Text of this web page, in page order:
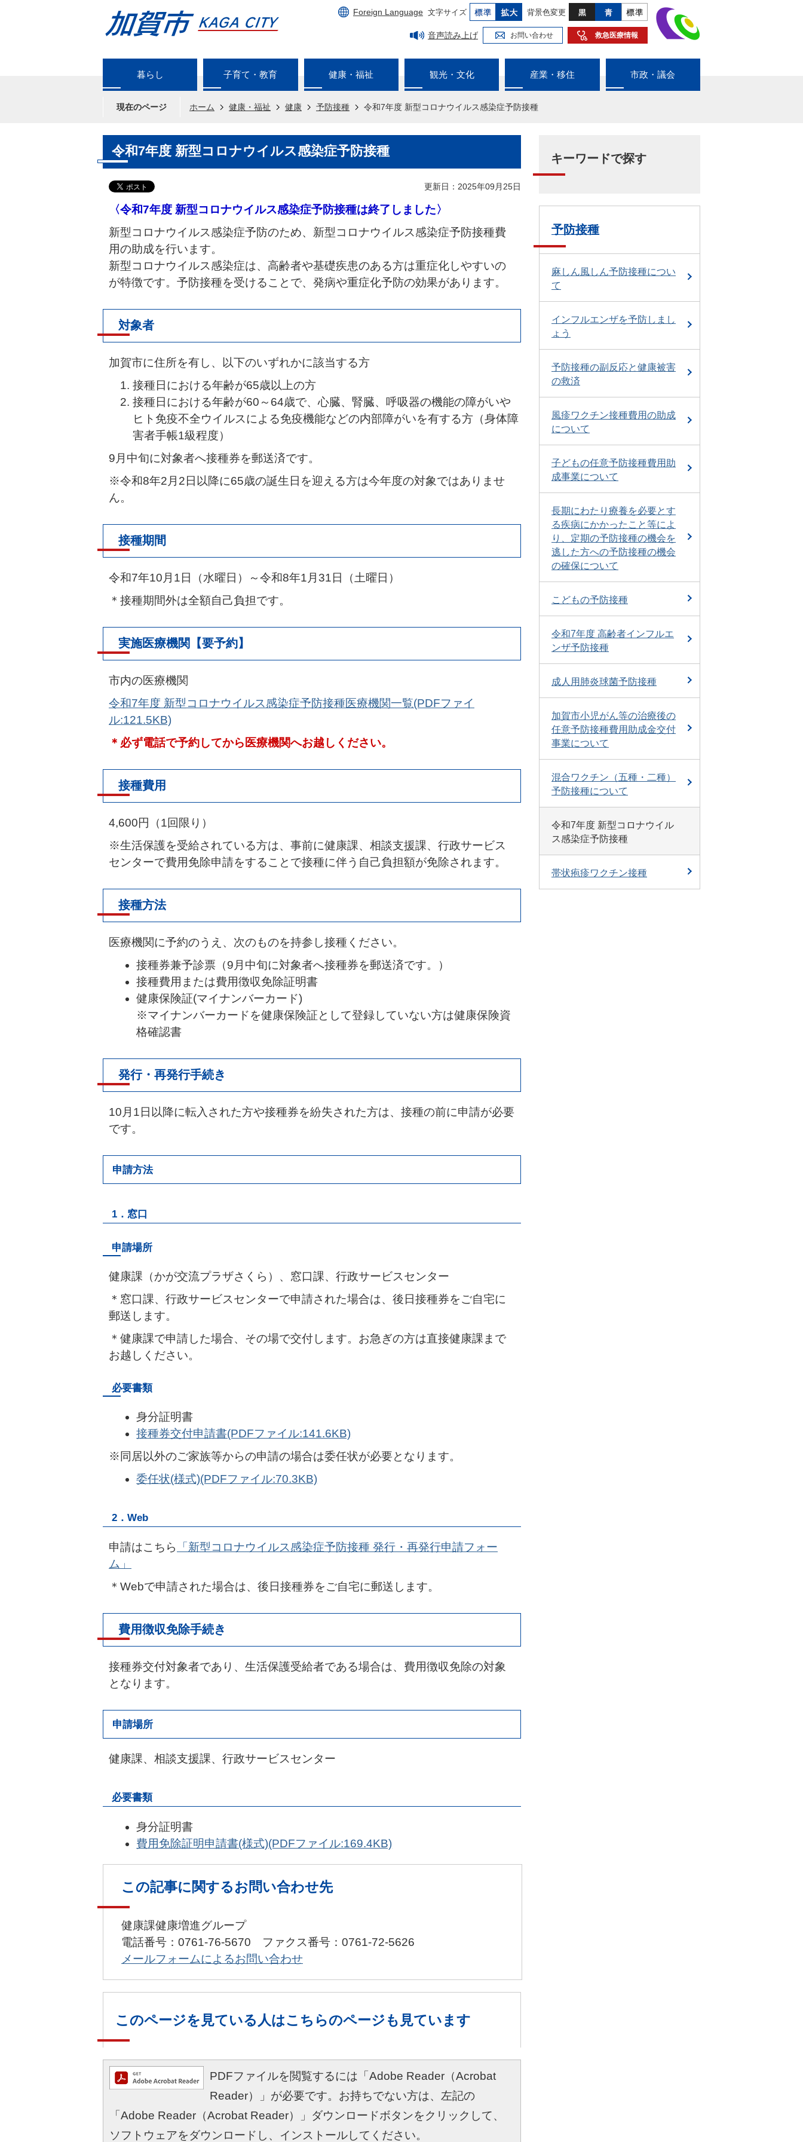
Foreign Language 文字サイズ 背景色変更
音声読み上げ お問い合わせ 救急医療情報
暮らし 子育て・教育 健康・福祉 観光・文化 産業・移住 市政・議会
現在のページ ホーム 健康・福祉 健康 予防接種 令和7年度 新型コロナウイルス感染症予防接種
令和7年度 新型コロナウイルス感染症予防接種
更新日：2025年09月25日
〈令和7年度 新型コロナウイルス感染症予防接種は終了しました〉
新型コロナウイルス感染症予防のため、新型コロナウイルス感染症予防接種費
用の助成を行います。
新型コロナウイルス感染症は、高齢者や基礎疾患のある方は重症化しやすいの
が特徴です。予防接種を受けることで、発病や重症化予防の効果があります。
対象者
加賀市に住所を有し、以下のいずれかに該当する方
接種日における年齢が65歳以上の方
接種日における年齢が60～64歳で、心臓、腎臓、呼吸器の機能の障がいや
ヒト免疫不全ウイルスによる免疫機能などの内部障がいを有する方（身体障
害者手帳1級程度）
9月中旬に対象者へ接種券を郵送済です。
※令和8年2月2日以降に65歳の誕生日を迎える方は今年度の対象ではありませ
ん。
接種期間
令和7年10月1日（水曜日）～令和8年1月31日（土曜日）
＊接種期間外は全額自己負担です。
実施医療機関【要予約】
市内の医療機関
令和7年度 新型コロナウイルス感染症予防接種医療機関一覧(PDFファイ
ル:121.5KB)
＊必ず電話で予約してから医療機関へお越しください。
接種費用
4,600円（1回限り）
※生活保護を受給されている方は、事前に健康課、相談支援課、行政サービス
センターで費用免除申請をすることで接種に伴う自己負担額が免除されます。
接種方法
医療機関に予約のうえ、次のものを持参し接種ください。
接種券兼予診票（9月中旬に対象者へ接種券を郵送済です。）
接種費用または費用徴収免除証明書
健康保険証(マイナンバーカード)
※マイナンバーカードを健康保険証として登録していない方は健康保険資
格確認書
発行・再発行手続き
10月1日以降に転入された方や接種券を紛失された方は、接種の前に申請が必要
です。
申請方法
1．窓口
申請場所
健康課（かが交流プラザさくら）、窓口課、行政サービスセンター
＊窓口課、行政サービスセンターで申請された場合は、後日接種券をご自宅に
郵送します。
＊健康課で申請した場合、その場で交付します。お急ぎの方は直接健康課まで
お越しください。
必要書類
身分証明書
接種券交付申請書(PDFファイル:141.6KB)
※同居以外のご家族等からの申請の場合は委任状が必要となります。
委任状(様式)(PDFファイル:70.3KB)
2．Web
申請はこちら
「新型コロナウイルス感染症予防接種 発行・再発行申請フォー
ム」
＊Webで申請された場合は、後日接種券をご自宅に郵送します。
費用徴収免除手続き
接種券交付対象者であり、生活保護受給者である場合は、費用徴収免除の対象
となります。
申請場所
健康課、相談支援課、行政サービスセンター
必要書類
身分証明書
費用免除証明申請書(様式)(PDFファイル:169.4KB)
この記事に関するお問い合わせ先
健康課健康増進グループ
電話番号：0761-76-5670 ファクス番号：0761-72-5626
メールフォームによるお問い合わせ
このページを見ている人はこちらのページも見ています
PDFファイルを閲覧するには「Adobe Reader（Acrobat
Reader）」が必要です。お持ちでない方は、左記の
「Adobe Reader（Acrobat Reader）」ダウンロードボタンをクリックして、
ソフトウェアをダウンロードし、インストールしてください。
キーワードで探す
予防接種
麻しん風しん予防接種につい
て
インフルエンザを予防しまし
ょう
予防接種の副反応と健康被害
の救済
風疹ワクチン接種費用の助成
について
子どもの任意予防接種費用助
成事業について
長期にわたり療養を必要とす
る疾病にかかったこと等によ
り、定期の予防接種の機会を
逃した方への予防接種の機会
の確保について
こどもの予防接種
令和7年度 高齢者インフルエ
ンザ予防接種
成人用肺炎球菌予防接種
加賀市小児がん等の治療後の
任意予防接種費用助成金交付
事業について
混合ワクチン（五種・二種）
予防接種について
令和7年度 新型コロナウイル
ス感染症予防接種
帯状疱疹ワクチン接種